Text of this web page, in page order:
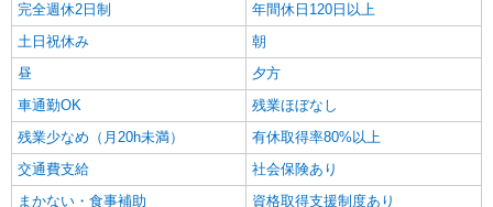
完全週休2日制
年間休日120日以上
土日祝休み
朝
昼
夕方
車通勤OK
残業ほぼなし
残業少なめ（月20h未満）
有休取得率80%以上
交通費支給
社会保険あり
まかない・食事補助
資格取得支援制度あり